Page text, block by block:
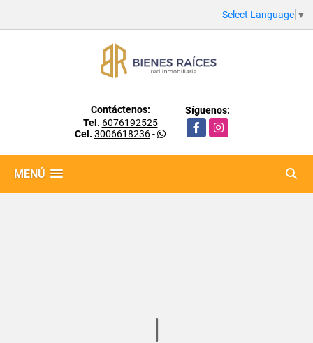
Select Language ▼
Contáctenos:
Tel. 6076192525
Cel. 3006618236-
Síguenos:
FacebookInstagram
MENÚ